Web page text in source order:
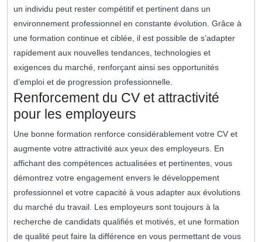
un individu peut rester compétitif et pertinent dans un
environnement professionnel en constante évolution. Grâce à
une formation continue et ciblée, il est possible de s’adapter
rapidement aux nouvelles tendances, technologies et
exigences du marché, renforçant ainsi ses opportunités
d’emploi et de progression professionnelle.
Renforcement du CV et attractivité
pour les employeurs
Une bonne formation renforce considérablement votre CV et
augmente votre attractivité aux yeux des employeurs. En
affichant des compétences actualisées et pertinentes, vous
démontrez votre engagement envers le développement
professionnel et votre capacité à vous adapter aux évolutions
du marché du travail. Les employeurs sont toujours à la
recherche de candidats qualifiés et motivés, et une formation
de qualité peut faire la différence en vous permettant de vous